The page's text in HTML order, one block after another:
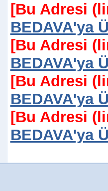
[Bu Adresi
BEDAVA'ya
[Bu Adresi
BEDAVA'ya
[Bu Adresi
BEDAVA'ya
[Bu Adresi
BEDAVA'ya